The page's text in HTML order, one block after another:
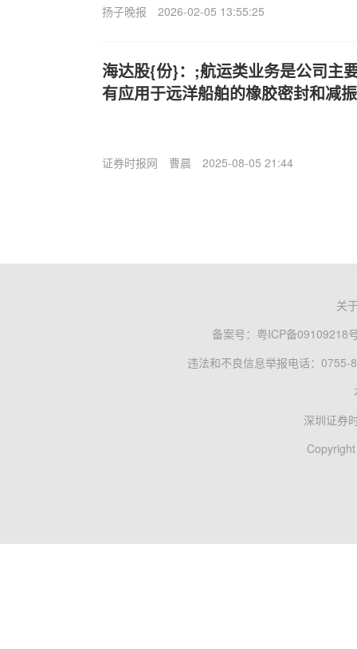
扬子晚报 2026-02-05 13:55:25
海达股{份}：;航运类业务是公司主
有应用于远洋船舶的橡胶密封和减
证券时报网 曹晨 2025-08-05 21:44
关
备案号： 粤ICP备09109218
违法和不良信息举报电话：0755-
深圳证券